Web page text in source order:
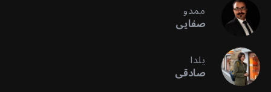
ممدو
صفایی
یلدا
صادقی